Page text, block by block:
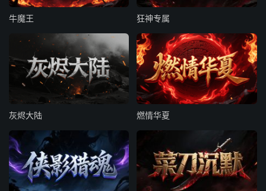
牛魔王 狂神专属
灰烬大陆 燃情华夏